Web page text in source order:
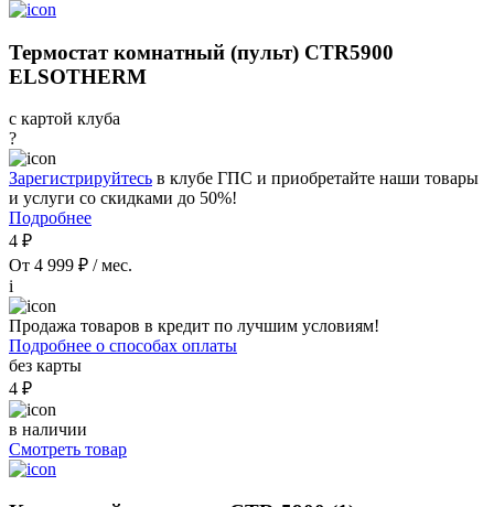
Термостат комнатный (пульт) CTR5900
ELSOTHERM
с картой клуба
?
Зарегистрируйтесь в клубе ГПС и приобретайте наши товары
и услуги со скидками до 50%!
Подробнее
4 ₽
От 4 999 ₽ / мес.
i
Продажа товаров в кредит по лучшим условиям!
Подробнее о способах оплаты
без карты
4 ₽
в наличии
Смотреть товар